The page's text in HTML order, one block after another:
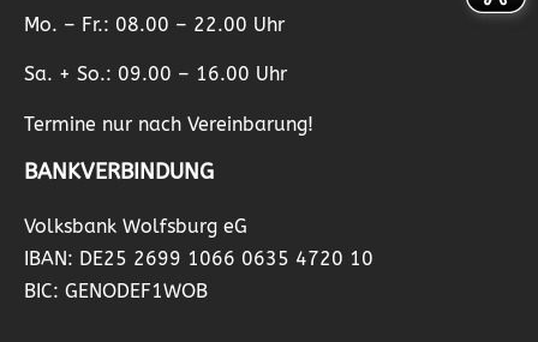
Mo. – Fr.: 08.00 – 22.00 Uhr
Sa. + So.: 09.00 – 16.00 Uhr
Termine nur nach Vereinbarung!
BANKVERBINDUNG
Volksbank Wolfsburg eG
IBAN: DE25 2699 1066 0635 4720 10
BIC: GENODEF1WOB